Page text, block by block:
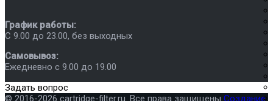
График работы:
C 9.00 до 23.00, без выходных
Самовывоз:
Ежедневно с 9.00 до 19.00
Задать вопрос
© 2016-2026 cartridge-filter.ru. Все права защищены Создание